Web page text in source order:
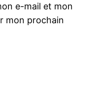
e-mail et mon
mon prochain